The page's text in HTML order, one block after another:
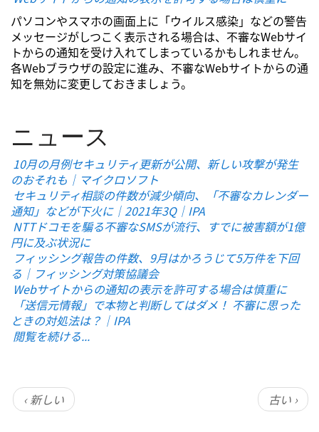
パソコンやスマホの画面上に「ウイルス感染」などの警告
メッセージがしつこく表示される場合は、不審なWebサイ
トからの通知を受け入れてしまっているかもしれません。
各Webブラウザの設定に進み、不審なWebサイトからの通
知を無効に変更しておきましょう。
ニュース
10月の月例セキュリティ更新が公開、新しい攻撃が発生
のおそれも｜マイクロソフト
セキュリティ相談の件数が減少傾向、「不審なカレンダー
通知」などが下火に｜2021年3Q｜IPA
NTTドコモを騙る不審なSMSが流行、すでに被害額が1億
円に及ぶ状況に
フィッシング報告の件数、9月はかろうじて5万件を下回
る｜フィッシング対策協議会
Webサイトからの通知の表示を許可する場合は慎重に
「送信元情報」で本物と判断してはダメ！ 不審に思った
ときの対処法は？｜IPA
閲覧を続ける...
‹ 新しい 古い ›